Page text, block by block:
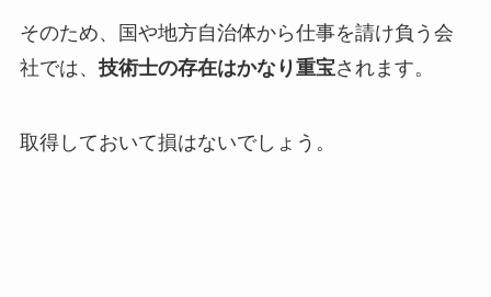
そのため、国や地方自治体から仕事を請け負う会
社では、 技術士の存在はかなり重宝されます。
取得しておいて損はないでしょう。